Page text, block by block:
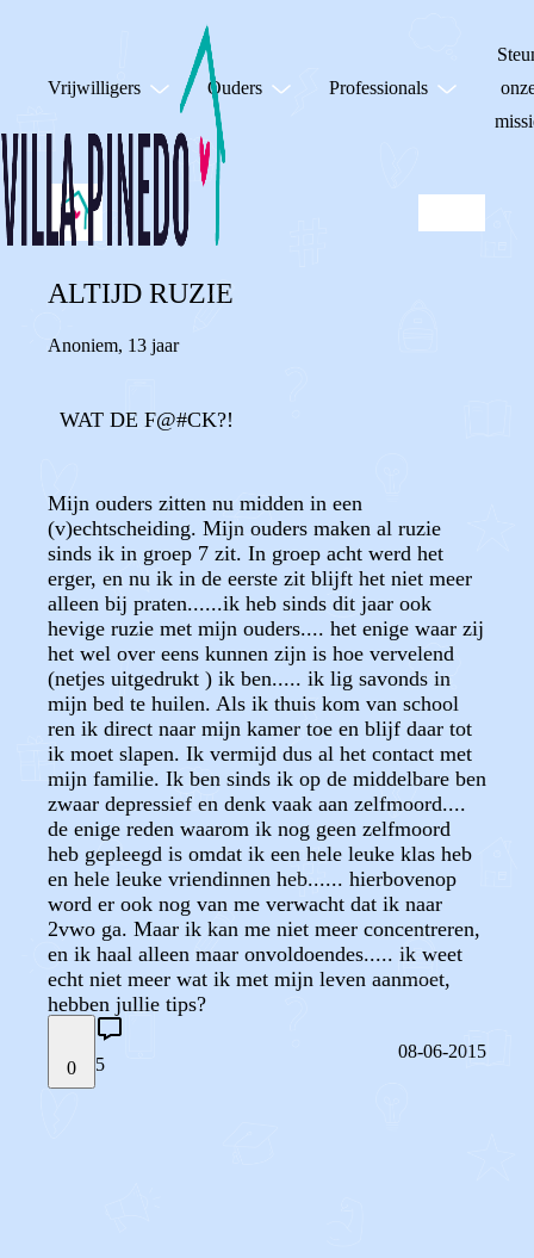
Vrijwilligers Ouders Professionals
ALTIJD RUZIE
Anoniem, 13 jaar
WAT DE F@#CK?!
Mijn ouders zitten nu midden in een
(v)echtscheiding. Mijn ouders maken al ruzie
sinds ik in groep 7 zit. In groep acht werd het
erger, en nu ik in de eerste zit blijft het niet meer
alleen bij praten......ik heb sinds dit jaar ook
hevige ruzie met mijn ouders.... het enige waar zij
het wel over eens kunnen zijn is hoe vervelend
(netjes uitgedrukt ) ik ben..... ik lig savonds in
mijn bed te huilen. Als ik thuis kom van school
ren ik direct naar mijn kamer toe en blijf daar tot
ik moet slapen. Ik vermijd dus al het contact met
mijn familie. Ik ben sinds ik op de middelbare ben
zwaar depressief en denk vaak aan zelfmoord....
de enige reden waarom ik nog geen zelfmoord
heb gepleegd is omdat ik een hele leuke klas heb
en hele leuke vriendinnen heb...... hierbovenop
word er ook nog van me verwacht dat ik naar
2vwo ga. Maar ik kan me niet meer concentreren,
en ik haal alleen maar onvoldoendes..... ik weet
echt niet meer wat ik met mijn leven aanmoet,
hebben jullie tips?
0 5
08-06-2015